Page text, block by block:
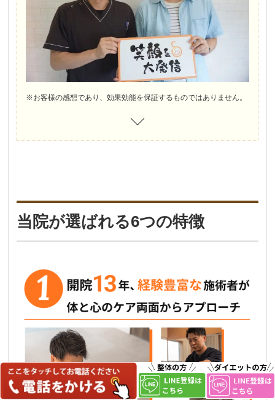
※お客様の感想であり、効果効能を保証するものではありません。
当院が選ばれる6つの特徴